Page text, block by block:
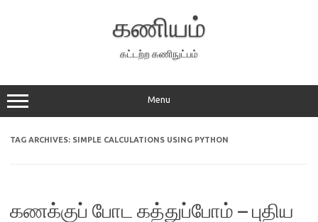
கணியம்
கட்டற்ற கணிநுட்பம்
Menu
TAG ARCHIVES: SIMPLE CALCULATIONS USING PYTHON
கணக்குப் போட கத்துப்போம் – புதிய